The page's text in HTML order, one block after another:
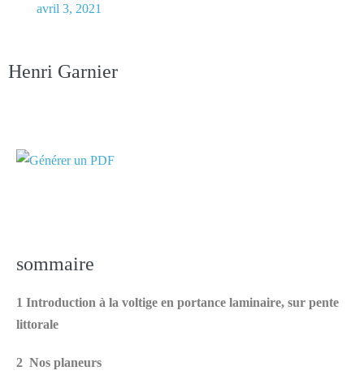
avril 3, 2021
Henri Garnier
sommaire
1 Introduction à la voltige en portance laminaire, sur pente
littorale
2 Nos planeurs